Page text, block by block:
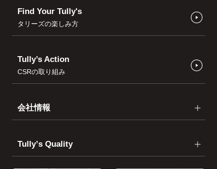
Find Your Tully's
タリーズの楽しみ方
Tully’s Action
CSRの取り組み
会社情報
Tullyʼs Quality